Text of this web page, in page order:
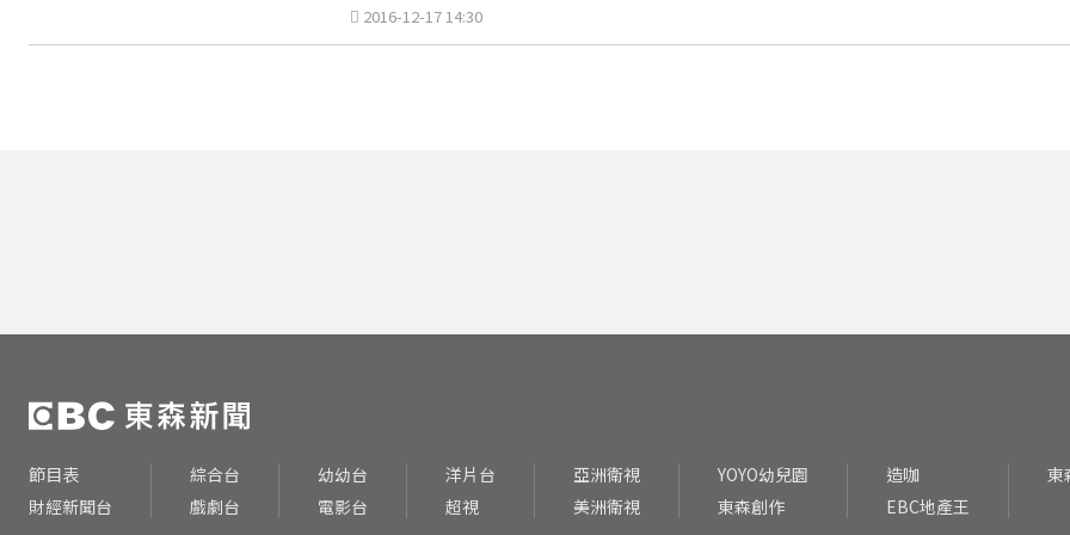
2016-12-17 14:30
節目表
財經新聞台
綜合台
戲劇台
幼幼台
電影台
洋片台
超視
亞洲衛視
美洲衛視
YOYO幼兒園
東森創作
造咖
EBC地產王
東